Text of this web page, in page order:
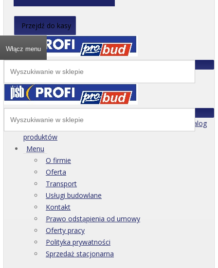
Przejdź do kasy
Włącz menu
Katalog
produktów
Menu
O firmie
Oferta
Transport
Usługi budowlane
Kontakt
Prawo odstąpienia od umowy
Oferty pracy
Polityka prywatności
Sprzedaż stacjonarna